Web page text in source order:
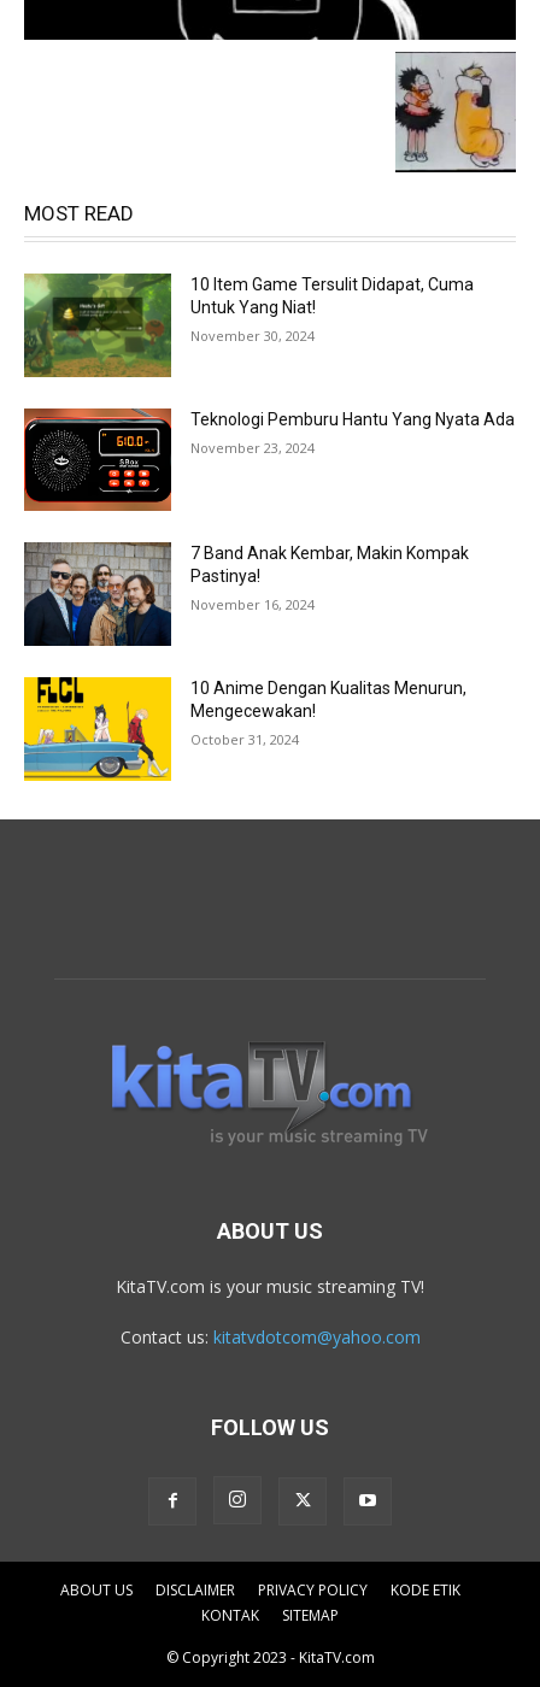
MOST READ
10 Item Game Tersulit Didapat, Cuma
Untuk Yang Niat!
November 30, 2024
Teknologi Pemburu Hantu Yang Nyata Ada
November 23, 2024
7 Band Anak Kembar, Makin Kompak
Pastinya!
November 16, 2024
10 Anime Dengan Kualitas Menurun,
Mengecewakan!
October 31, 2024
ABOUT US
KitaTV.com is your music streaming TV!
Contact us: kitatvdotcom@yahoo.com
FOLLOW US
ABOUT US DISCLAIMER PRIVACY POLICY
KODE ETIK
KONTAK
SITEMAP
© Copyright 2023 - KitaTV.com